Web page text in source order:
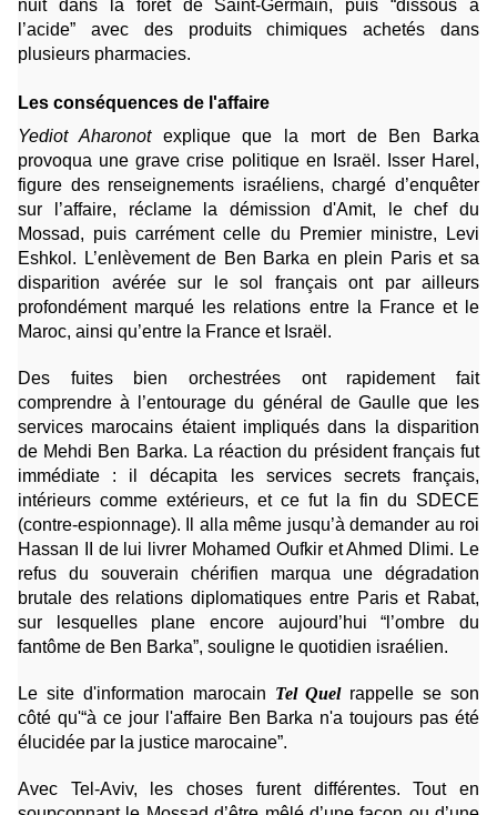
nuit dans la forêt de Saint-Germain, puis “dissous à
l’acide” avec des produits chimiques achetés dans
plusieurs pharmacies.
Les conséquences de l'affaire
Yediot Aharonotexplique que la mort de Ben Barka
provoqua une grave crise politique en Israël. Isser Harel,
figure des renseignements israéliens, chargé d’enquêter
sur l’affaire, réclame la démission d'Amit, le chef du
Mossad, puis carrément celle du Premier ministre, Levi
Eshkol. L’enlèvement de Ben Barka en plein Paris et sa
disparition avérée sur le sol français ont par ailleurs
profondément marqué les relations entre la France et le
Maroc, ainsi qu’entre la France et Israël.
Des fuites bien orchestrées ont rapidement fait
comprendre à l’entourage du général de Gaulle que les
services marocains étaient impliqués dans la disparition
de Mehdi Ben Barka. La réaction du président français fut
immédiate : il décapita les services secrets français,
intérieurs comme extérieurs, et ce fut la fin du SDECE
(contre-espionnage). Il alla même jusqu’à demander au roi
Hassan II de lui livrer Mohamed Oufkir et Ahmed Dlimi. Le
refus du souverain chérifien marqua une dégradation
brutale des relations diplomatiques entre Paris et Rabat,
sur lesquelles plane encore aujourd’hui “l’ombre du
fantôme de Ben Barka”, souligne le quotidien israélien.
Le site d'information marocain Tel Quelrappelle se son
côté qu'“à ce jour l'affaire Ben Barka n'a toujours pas été
élucidée par la justice marocaine”.
Avec Tel-Aviv, les choses furent différentes. Tout en